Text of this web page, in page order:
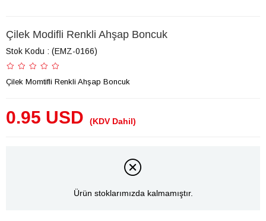
Çilek Modifli Renkli Ahşap Boncuk
Stok Kodu (EMZ-0166)
Çilek Momtifli Renkli Ahşap Boncuk
0.95 USD (KDV Dahil)
Ürün stoklarımızda kalmamıştır.